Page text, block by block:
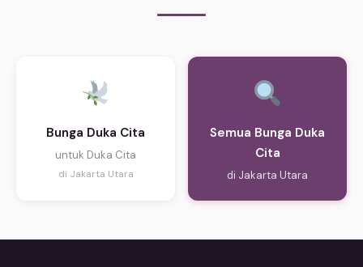
Bunga Duka Cita
untuk Duka Cita
di Jakarta Utara
Semua Bunga Duka
Cita
di Jakarta Utara